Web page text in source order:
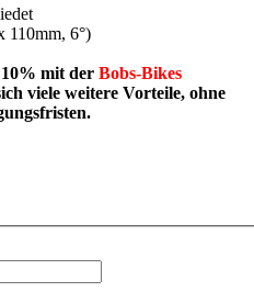
110mm, 6°)
10% mit der Bobs-Bikes
viele weitere Vorteile, ohne